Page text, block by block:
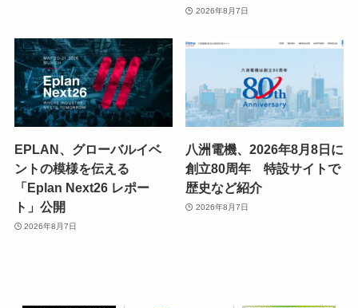
2026年8月7日
EPLAN、グローバルイベ
ントの模様を伝える
「Eplan Next26 レポー
ト」公開
2026年8月7日
八洲電機、2026年8月8日に
創立80周年 特設サイトで
歴史など紹介
2026年8月7日